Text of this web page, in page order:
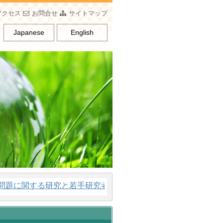
クセス お問合せ サイトマップ
English
Japanese
関する研究と若手研究者の育成、男女平等意識の普及を行